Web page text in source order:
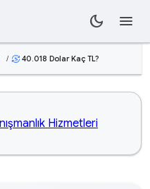
dark_mode menu
/ currency_exchange 40.018 Dolar Kaç TL?